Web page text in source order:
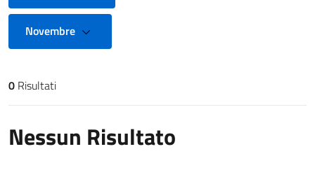
Novembre
Risultati di ricerca
0 Risultati
Nessun Risultato